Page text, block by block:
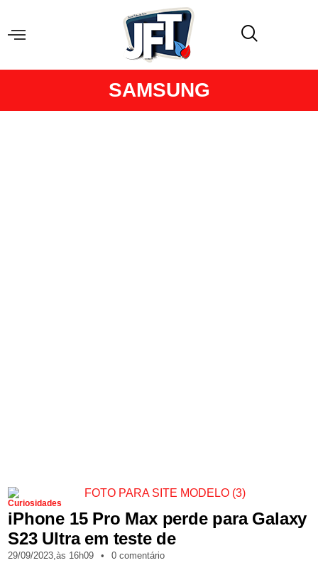
SAMSUNG
Curiosidades
iPhone 15 Pro Max perde para Galaxy
S23 Ultra em teste de
29/09/2023,às 16h09 • 0 comentário